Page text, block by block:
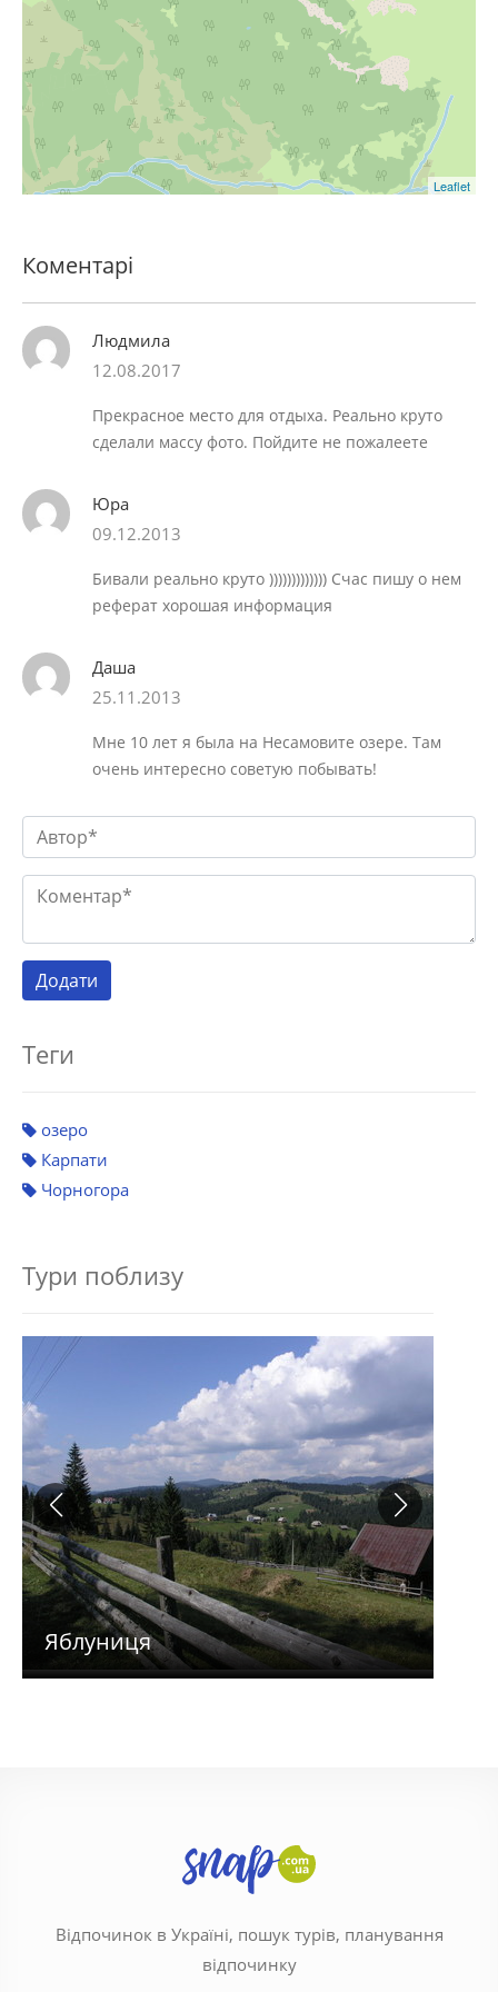
Leaflet
Коментарі
Людмила
12.08.2017
Прекрасное место для отдыха. Реально круто
сделали массу фото. Пойдите не пожалеете
Юра
09.12.2013
Бивали реально круто ))))))))))))) Счас пишу о нем
реферат хорошая информация
Даша
25.11.2013
Мне 10 лет я была на Несамовите озере. Там
очень интересно советую побывать!
Теги
озеро
Карпати
Чорногора
Тури поблизу
Яблуниця
Відпочинок в Україні, пошук турів, планування
відпочинку